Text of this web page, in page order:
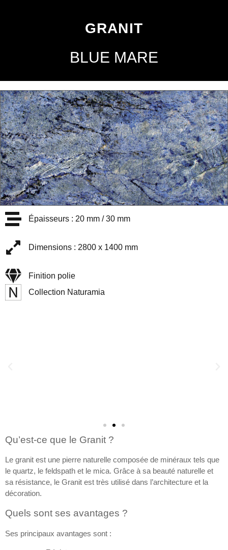
GRANIT
BLUE MARE
Épaisseurs : 20 mm / 30 mm
Dimensions : 2800 x 1400 mm
Finition polie
Collection Naturamia
Qu’est-ce que le Granit ?
Le granit est une pierre naturelle composée de minéraux tels que
le quartz, le feldspath et le mica. Grâce à sa beauté naturelle et
sa résistance, le Granit est très utilisé dans l’architecture et la
décoration.
Quels sont ses avantages ?
Ses principaux avantages sont :